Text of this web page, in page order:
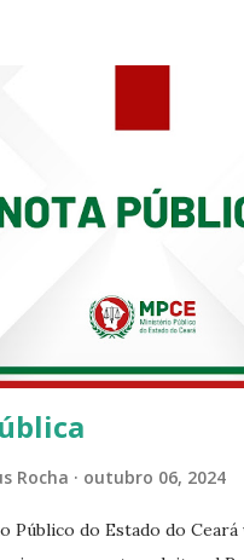
Rocha outubro 06, 2024
Público do Estado do Ceará